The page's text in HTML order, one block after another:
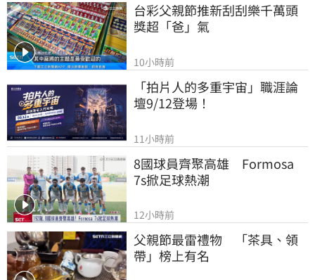
台彩父親節推新刮刮樂千萬頭
獎超「爸」氣
10小時前
「拍片人的多重宇宙」職涯論
壇9/12登場！
11小時前
8國球員齊聚高雄　Formosa
7s掀足球熱潮
12小時前
父親節最雷禮物　「茶具、領
帶」榜上有名